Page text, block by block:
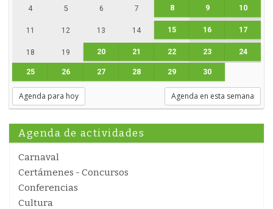
4 5 6 7 8 9 10
11 12 13 14 15 16 17
18 19 20 21 22 23 24
25 26 27 28 29 30
Agenda para hoy Agenda en esta semana
Agenda de actividades
Carnaval
Certámenes - Concursos
Conferencias
Cultura